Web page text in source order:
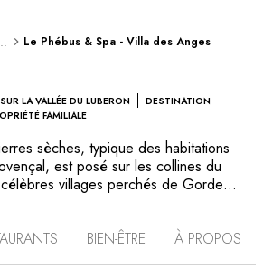
Le Phébus & Spa - Villa des Anges
LA VALLÉE DU LUBERON
DESTINATION
FAMILIALE
sèches, typique des habitations
est posé sur les collines du
villages perchés de Gordes
de Malte. La blondeur des murs,
BIEN-ÊTRE À PROPOS